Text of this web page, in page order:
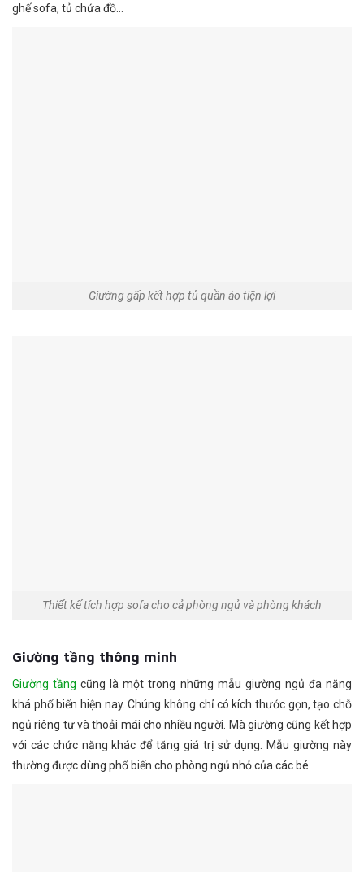
ghế sofa, tủ chứa đồ…
Giường gấp kết hợp tủ quần áo tiện lợi
Thiết kế tích hợp sofa cho cả phòng ngủ và phòng khách
Giường tầng thông minh
Giường tầng cũng là một trong những mẫu giường ngủ đa năng
khá phổ biến hiện nay. Chúng không chỉ có kích thước gọn, tạo chỗ
ngủ riêng tư và thoải mái cho nhiều người. Mà giường cũng kết hợp
với các chức năng khác để tăng giá trị sử dụng. Mẫu giường này
thường được dùng phổ biến cho phòng ngủ nhỏ của các bé.